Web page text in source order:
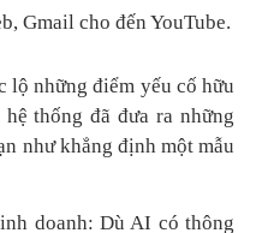
Gmail cho đến YouTube.
lộ những điểm yếu cố hữu
thống đã đưa ra những
như khẳng định một mẫu
doanh: Dù AI có thông